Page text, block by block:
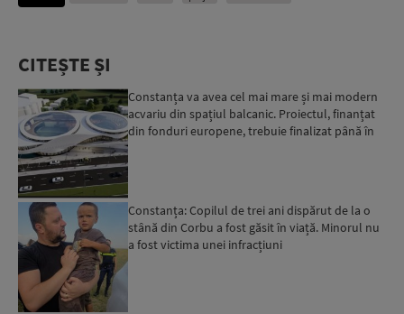
CITEȘTE ȘI
Constanța va avea cel mai mare și mai modern
acvariu din spațiul balcanic. Proiectul, finanțat
din fonduri europene, trebuie finalizat până în
Constanța: Copilul de trei ani dispărut de la o
stână din Corbu a fost găsit în viață. Minorul nu
a fost victima unei infracțiuni